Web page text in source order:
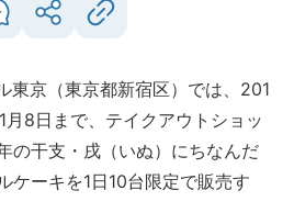
東京（東京都新宿区）では、201
8日まで、テイクアウトショッ
の干支・戌（いぬ）にちなんだ
ケーキを1日10台限定で販売す